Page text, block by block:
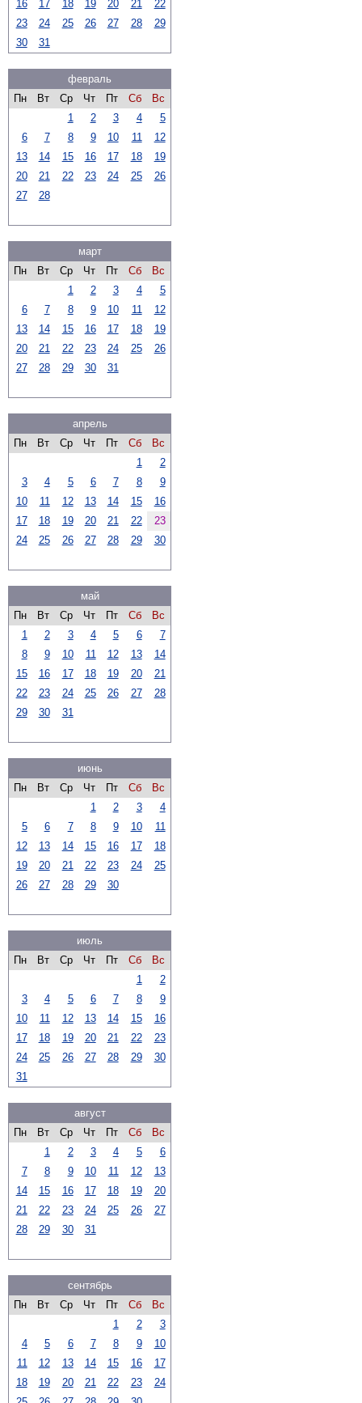
16 17 18 19 20 21
22
23
24 25 26 27 28
29
30
31
февраль
Пн
Вт Ср Чт Пт Сб
Вс
1
2 3 4
5
6
7 8 9 10 11
12
13
14 15 16 17 18
19
20
21 22 23 24 25
26
27
28
март
Пн
Вт Ср Чт Пт Сб
Вс
1
2 3 4
5
6
7 8 9 10 11
12
13
14 15 16 17 18
19
20
21 22 23 24 25
26
27
28 29 30 31
апрель
Пн
Вт Ср Чт Пт Сб
Вс
1
2
3
4 5 6 7 8
9
10
11 12 13 14 15
16
17
18 19 20 21 22
23
24
25 26 27 28 29 30
май
Пн
Вт Ср Чт Пт Сб
Вс
1
2 3 4 5 6
7
8
9 10 11 12 13
14
15
16 17 18 19 20
21
22
23 24 25 26 27
28
29
30 31
июнь
Пн
Вт Ср Чт Пт Сб
Вс
1
2 3
4
5
6 7 8 9 10
11
12
13 14 15 16 17
18
19
20 21 22 23 24
25
26
27 28 29 30
июль
Пн
Вт Ср Чт Пт Сб
Вс
1
2
3
4 5 6 7 8
9
10
11 12 13 14 15
16
17
18 19 20 21 22
23
24
25 26 27 28 29
30
31
август
Пн
Вт Ср Чт Пт Сб
Вс
1
2 3 4 5
6
7
8 9 10 11 12
13
14
15 16 17 18 19
20
21
22 23 24 25 26
27
28
29 30 31
сентябрь
Пн
Вт Ср Чт Пт Сб
Вс
1
2
3
4
5 6 7 8 9
10
11
12 13 14 15 16
17
18
19 20 21 22 23
24